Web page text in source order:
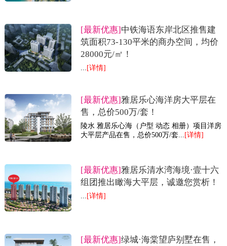
[最新优惠] 中铁海语东岸北区推售建
筑面积73-130平米的商办空间，均价
28000元/㎡！
... [详情]
[最新优惠]雅居乐心海洋房大平层在
售，总价500万/套！
陵水 雅居乐心海（户型 动态 相册）项目洋房
大平层产品在售，总价500万/套...
[详情]
[最新优惠]雅居乐清水湾海境·壹十六
组团推出瞰海大平层，诚邀您赏析！
[详情]
[最新优惠]绿城·海棠望庐别墅在售，